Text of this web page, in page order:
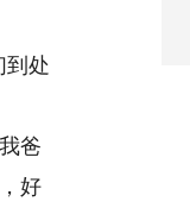
到处
爸
好